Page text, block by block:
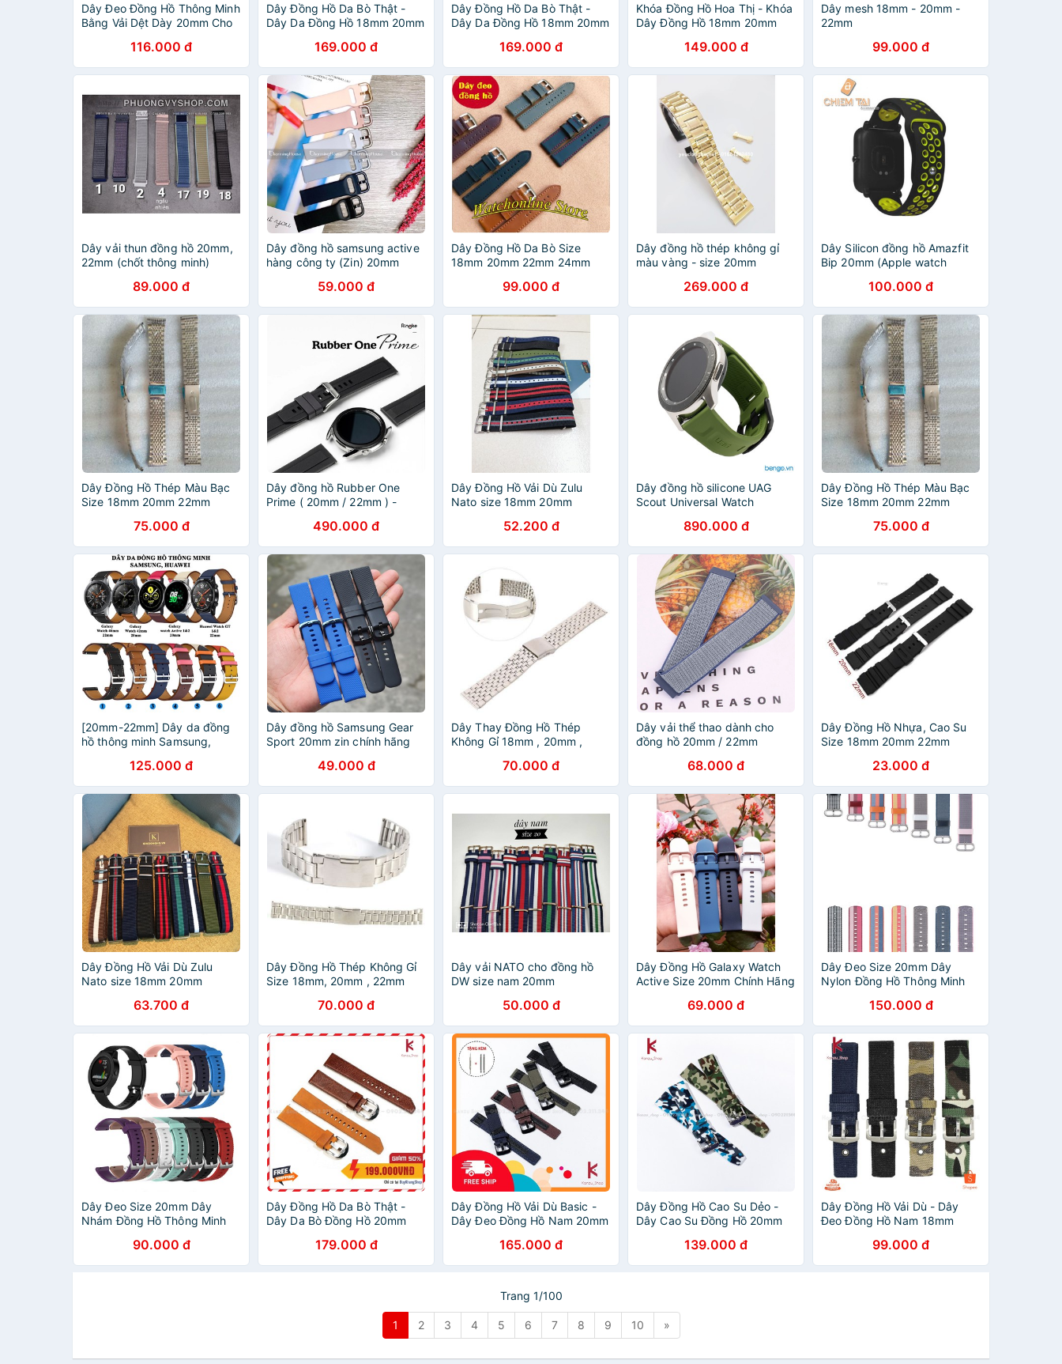
Dây Đeo Đồng Hồ Thông Minh
Bằng Vải Dệt Dày 20mm Cho
116.000 đ
Dây Đồng Hồ Da Bò Thật -
Dây Da Đồng Hồ 18mm 20mm
169.000 đ
Dây Đồng Hồ Da Bò Thật -
Dây Da Đồng Hồ 18mm 20mm
169.000 đ
Khóa Đồng Hồ Hoa Thị - Khóa
Dây Đồng Hồ 18mm 20mm
149.000 đ
Dây mesh 18mm - 20mm -
22mm
99.000 đ
Dây vải thun đồng hồ 20mm,
22mm (chốt thông minh)
89.000 đ
Dây đồng hồ samsung active
hàng công ty (Zin) 20mm
59.000 đ
Dây Đồng Hồ Da Bò Size
18mm 20mm 22mm 24mm
99.000 đ
Dây đồng hồ thép không gỉ
màu vàng - size 20mm
269.000 đ
Dây Silicon đồng hồ Amazfit
Bip 20mm (Apple watch
100.000 đ
Dây Đồng Hồ Thép Màu Bạc
Size 18mm 20mm 22mm
75.000 đ
Dây đồng hồ Rubber One
Prime ( 20mm / 22mm ) -
490.000 đ
Dây Đồng Hồ Vải Dù Zulu
Nato size 18mm 20mm
52.200 đ
Dây đồng hồ silicone UAG
Scout Universal Watch
890.000 đ
Dây Đồng Hồ Thép Màu Bạc
Size 18mm 20mm 22mm
75.000 đ
[20mm-22mm] Dây da đồng
hồ thông minh Samsung,
125.000 đ
Dây đồng hồ Samsung Gear
Sport 20mm zin chính hãng
49.000 đ
Dây Thay Đồng Hồ Thép
Không Gỉ 18mm , 20mm ,
70.000 đ
Dây vải thể thao dành cho
đồng hồ 20mm / 22mm
68.000 đ
Dây Đồng Hồ Nhựa, Cao Su
Size 18mm 20mm 22mm
23.000 đ
Dây Đồng Hồ Vải Dù Zulu
Nato size 18mm 20mm
63.700 đ
Dây Đồng Hồ Thép Không Gỉ
Size 18mm, 20mm , 22mm
70.000 đ
Dây vải NATO cho đồng hồ
DW size nam 20mm
50.000 đ
Dây Đồng Hồ Galaxy Watch
Active Size 20mm Chính Hãng
69.000 đ
Dây Đeo Size 20mm Dây
Nylon Đồng Hồ Thông Minh
150.000 đ
Dây Đeo Size 20mm Dây
Nhám Đồng Hồ Thông Minh
90.000 đ
Dây Đồng Hồ Da Bò Thật -
Dây Da Bò Đồng Hồ 20mm
179.000 đ
Dây Đồng Hồ Vải Dù Basic -
Dây Đeo Đồng Hồ Nam 20mm
165.000 đ
Dây Đồng Hồ Cao Su Dẻo -
Dây Cao Su Đồng Hồ 20mm
139.000 đ
Dây Đồng Hồ Vải Dù - Dây
Đeo Đồng Hồ Nam 18mm
99.000 đ
Trang 1/100
1 2 3 4 5 6 7 8 9 10 »